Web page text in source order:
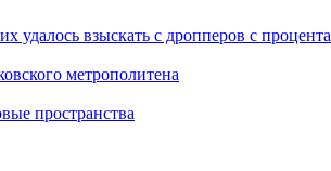
взыскать с дропперов с
метрополитена
пространства